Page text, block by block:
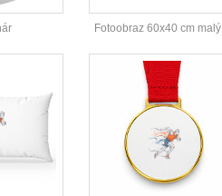
Fotoobraz 60x40 cm malý